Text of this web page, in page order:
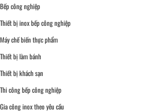
Bếp công nghiệp
Thiết bị inox bếp công nghiệp
Máy chế biến thực phẩm
Thiết bị làm bánh
Thiết bị khách sạn
Thi công bếp công nghiệp
Gia công inox theo yêu cầu